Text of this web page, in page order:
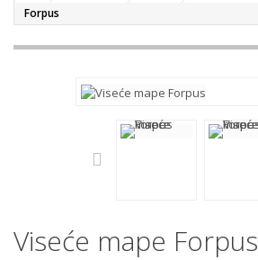
Forpus
Viseće mape Forpus